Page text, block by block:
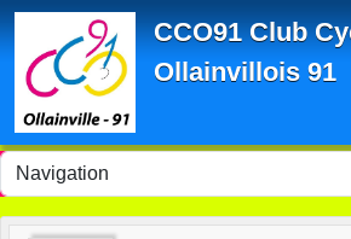
CCO91 Club
Ollainvillois 91
Panneau de gestion des cookies